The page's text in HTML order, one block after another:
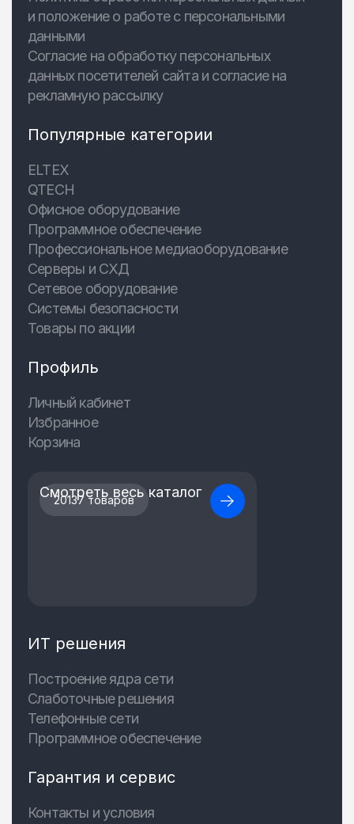
и положение о работе с персональными
данными
Согласие на обработку персональных
данных посетителей сайта и согласие на
рекламную рассылку
Популярные категории
ELTEX
QTECH
Офисное оборудование
Программное обеспечение
Профессиональное медиаоборудование
Серверы и СХД
Сетевое оборудование
Системы безопасности
Товары по акции
Профиль
Личный кабинет
Избранное
Корзина
20137 товаров
Смотреть весь каталог
ИТ решения
Построение ядра сети
Слаботочные решения
Телефонные сети
Программное обеспечение
Гарантия и сервис
Контакты и условия